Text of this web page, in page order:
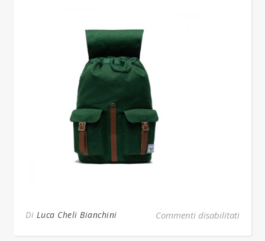
Di Luca Cheli Bianchini Commenti disabilitatisu